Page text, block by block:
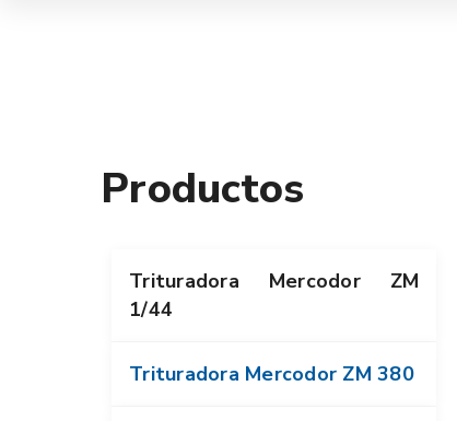
Productos
Trituradora Mercodor ZM
1/44
Trituradora Mercodor ZM 380